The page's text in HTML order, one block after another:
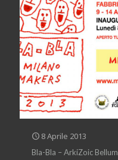
8 Aprile 2013
Bla-Bla – ArkiZoic Bellum